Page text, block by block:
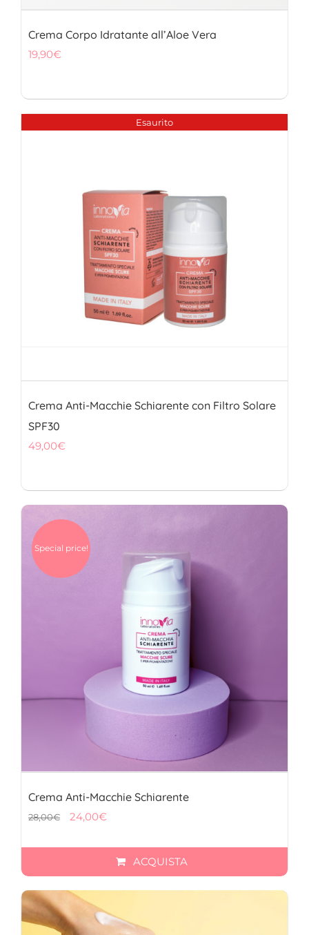
Crema Corpo Idratante all’Aloe Vera
19,90€
Esaurito
Crema Anti-Macchie Schiarente con Filtro Solare
SPF30
49,00€
Special price!
Crema Anti-Macchie Schiarente
28,00€
Il
era:
28,00€.
24,00€
è:
24,00€.
ACQUISTA